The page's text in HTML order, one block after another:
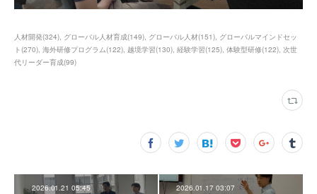
人材開発(324) グローバル人材育成(149) グローバル人材(151) グローバルマインドセッ
ト(270) 海外研修プログラム(122) 越境学習(130) 経験学習(125) 体験型研修(122) 次世
代リーダー育成(99)
2026.01.21 05:45 2026.01.17 03:07